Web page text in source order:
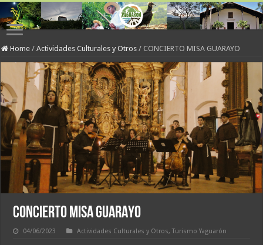
Home / Actividades Culturales y Otros / CONCIERTO MISA GUARAYO
CONCIERTO MISA GUARAYO
04/06/2023 Actividades Culturales y Otros,Turismo Yaguarón